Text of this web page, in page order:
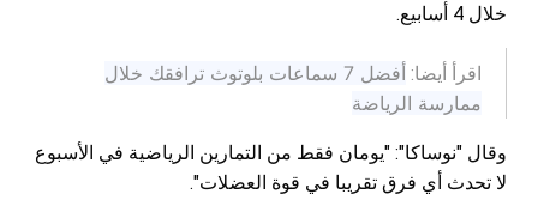
خلال 4 أسابيع.
اقرأ أيضا:
أفضل 7 سماعات بلوتوث ترافقك خلال
ممارسة الرياضة
وقال "نوساكا": "يومان فقط من التمارين الرياضية في الأسبوع
لا تحدث أي فرق تقريبا في قوة العضلات".